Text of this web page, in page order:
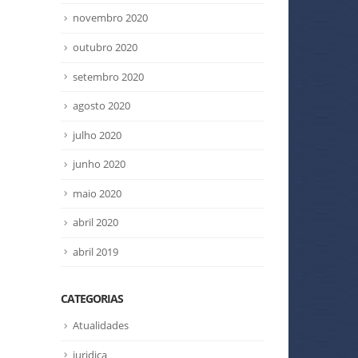
novembro 2020
outubro 2020
setembro 2020
agosto 2020
julho 2020
junho 2020
maio 2020
abril 2020
abril 2019
CATEGORIAS
Atualidades
juridica